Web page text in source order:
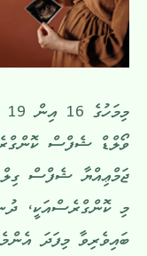
ވޯލްޑް ޝެފްސް
ޖަމްޢިއްޔާ ޝެފްސް
މި ކޮންގްރެސްއަކީ،
ބައިވެރިވާ މިފަދަ